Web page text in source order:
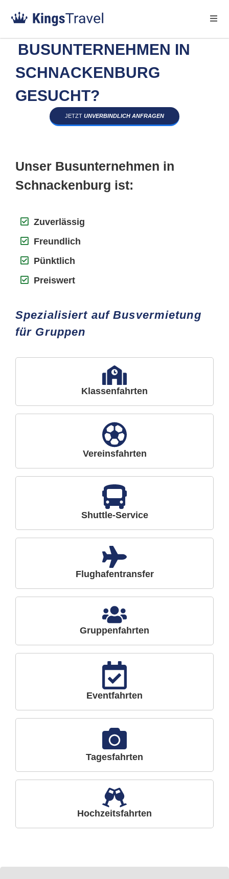
BUSUNTERNEHMEN IN
SCHNACKENBURG
GESUCHT?
JETZT UNVERBINDLICH ANFRAGEN
Unser Busunternehmen in
Schnackenburg ist:
Zuverlässig
Freundlich
Pünktlich
Preiswert
Spezialisiert auf Busvermietung
für Gruppen
Klassenfahrten
Vereinsfahrten
Shuttle-Service
Flughafentransfer
Gruppenfahrten
Eventfahrten
Tagesfahrten
Hochzeitsfahrten